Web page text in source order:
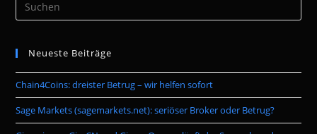
the
Neueste Beiträge
Chain4Coins: dreister Betrug – wir helfen sofort
Sage Markets (sagemarkets.net): seriöser Broker oder Betrug?